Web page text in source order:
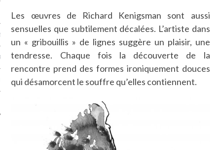
Les œuvres de Richard Kenigsman sont aussi
sensuelles que subtilement décalées. L’artiste dans
un « gribouillis » de lignes suggère un plaisir, une
tendresse. Chaque fois la découverte de la
rencontre prend des formes ironiquement douces
qui désamorcent le souffre qu’elles contiennent.